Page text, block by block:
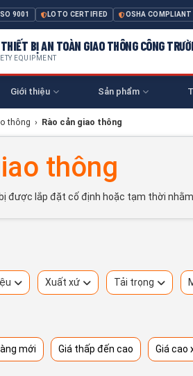
ISO 9001 LOTO CERTIFIED OSHA COMPLIANT
BỊ AN TOÀN GIAO THÔNG CÔNG
EQUIPMENT
Giới thiệu Sản phẩm
thông › Rào cản giao thông
thông
được lắp đặt cố định hoặc tạm thời
Xuất xứ Tải trọng
mới Giá thấp đến cao Giá cao